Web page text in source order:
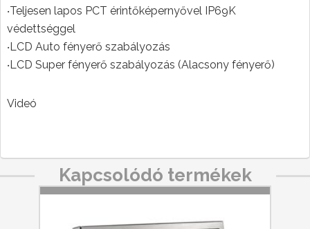
‧Teljesen lapos PCT érintőképernyővel IP69K
védettséggel
‧LCD Auto fényerő szabályozás
‧LCD Super fényerő szabályozás (Alacsony fényerő)
Videó
Kapcsolódó termékek